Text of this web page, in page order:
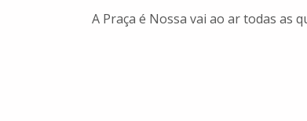
A Praça é Nossa vai ao ar todas as